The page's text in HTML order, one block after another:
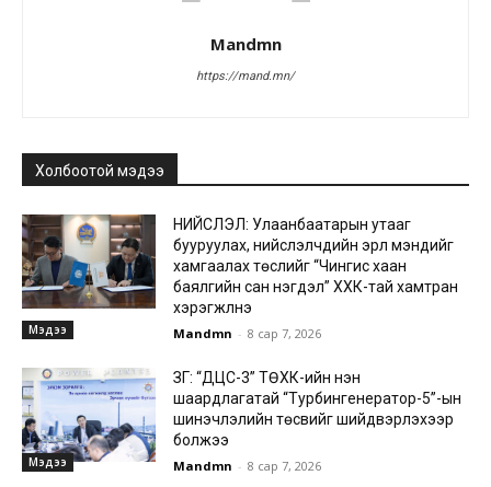
Mandmn
https://mand.mn/
Холбоотой мэдээ
Мэдээ
НИЙСЛЭЛ: Улаанбаатарын утааг
бууруулах, нийслэлчүүдийн эрүүл мэндийг
хамгаалах төслийг “Чингис хаан
баялгийн сан нэгдэл” ХХК-тай хамтран
хэрэгжүүлнэ
Mandmn - 8 сар 7, 2026
Мэдээ
ЗГ: “ДЦС-3” ТӨХК-ийн нэн
шаардлагатай “Турбингенератор-5”-ын
шинэчлэлийн төсвийг шийдвэрлэхээр
болжээ
Mandmn - 8 сар 7, 2026